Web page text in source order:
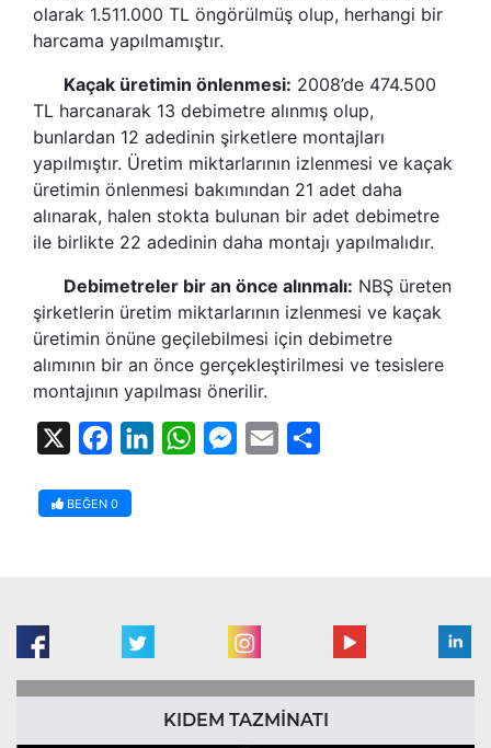
olarak 1.511.000 TL öngörülmüş olup, herhangi bir
harcama yapılmamıştır.
Kaçak üretimin önlenmesi: 2008’de 474.500
TL harcanarak 13 debimetre alınmış olup,
bunlardan 12 adedinin şirketlere montajları
yapılmıştır. Üretim miktarlarının izlenmesi ve kaçak
üretimin önlenmesi bakımından 21 adet daha
alınarak, halen stokta bulunan bir adet debimetre
ile birlikte 22 adedinin daha montajı yapılmalıdır.
Debimetreler bir an önce alınmalı: NBŞ üreten
şirketlerin üretim miktarlarının izlenmesi ve kaçak
üretimin önüne geçilebilmesi için debimetre
alımının bir an önce gerçekleştirilmesi ve tesislere
montajının yapılması önerilir.
FacebookLinkedInWhatsAppMessenger
Email
BEĞEN 0
KIDEM TAZMİNATI